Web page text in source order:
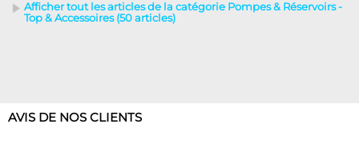
Afficher tout les articles de la catégorie Pompes & Réservoirs -
Top & Accessoires (50 articles)
AVIS DE NOS CLIENTS